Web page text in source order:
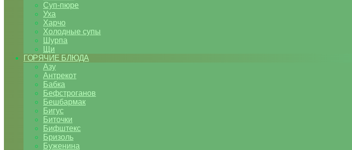
Суп-пюре
Уха
Харчо
Холодные супы
Шурпа
Щи
ГОРЯЧИЕ БЛЮДА
Азу
Антрекот
Бабка
Бефстроганов
Бешбармак
Бигус
Биточки
Бифштекс
Бризоль
Буженина